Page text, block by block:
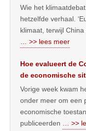
Wie het
hetzelfde verhaal.
klimaat, terwijl
… >> lees meer
Hoe evalueert de
de economische
Vorige week kwam
onder meer om een
economische
publiceerden
… >>